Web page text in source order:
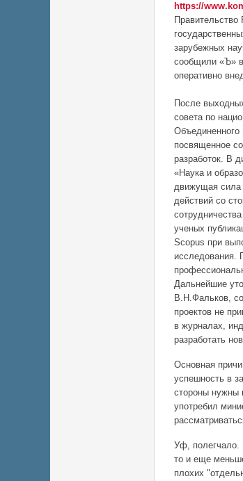
https://
зарубежных
сообщили «Ъ»
оперативно
После
совета по
Объединенного
посвященное
разработок. В
«Наука и
движущая сила
действий со
ученых
Scopus при
исследования.
Дальнейшие
В.Н.Фальков,
проектов не
в журналах,
разработать
Основная
успешность в
стороны нужны
употребил
Уф, полегчало.
то и еще
плохих